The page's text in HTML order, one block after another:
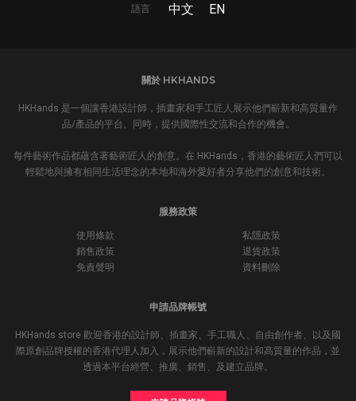
語言 中文 EN
關於 HKHANDS
HKHands 是一個讓香港設計師，插畫家和手工匠人展示他們嶄新和高質量作
品/產品的平台。同時，提供國際性交流和合作的機會。
每件藝術作品都蘊含著藝術匠人的創意。在 HKHands，香港的藝術匠人們可以
輕鬆地與擁有相同生活理念的本地和海外愛好者分享他們的創意和技術。
服務政策
使用條款
私隱政策
銷售政策
退貨政策
免責聲明
資料刪除
申請品牌帳號
HKHands store 歡迎香港的設計師、插畫家、手工職人、自由創作者、以及國
際原創品牌授權的香港代理人加入，展示他們嶄新的設計和高質量的作品，並
透過本平台經營、推廣、銷售、及建立品牌。